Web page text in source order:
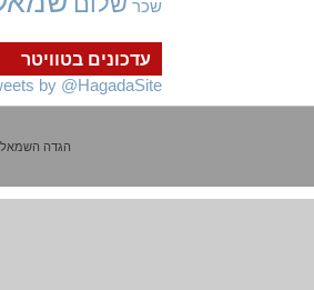
עדכונים בטוויטר
Tweets by @HagadaSite
שכר
הגדה השמאלית